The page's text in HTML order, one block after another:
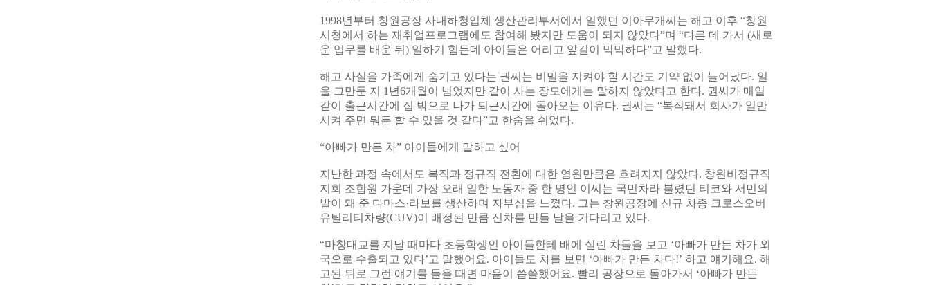
1998년부터 창원공장 사내하청업체 생산관리부서에서 일했던 이아무개씨는 해고 이후 “창원
시청에서 하는 재취업프로그램에도 참여해 봤지만 도움이 되지 않았다”며 “다른 데 가서 (새로
운 업무를 배운 뒤) 일하기 힘든데 아이들은 어리고 앞길이 막막하다”고 말했다.
해고 사실을 가족에게 숨기고 있다는 권씨는 비밀을 지켜야 할 시간도 기약 없이 늘어났다. 일
을 그만둔 지 1년6개월이 넘었지만 같이 사는 장모에게는 말하지 않았다고 한다. 권씨가 매일
같이 출근시간에 집 밖으로 나가 퇴근시간에 돌아오는 이유다. 권씨는 “복직돼서 회사가 일만
시켜 주면 뭐든 할 수 있을 것 같다”고 한숨을 쉬었다.
“아빠가 만든 차” 아이들에게 말하고 싶어
지난한 과정 속에서도 복직과 정규직 전환에 대한 염원만큼은 흐려지지 않았다. 창원비정규직
지회 조합원 가운데 가장 오래 일한 노동자 중 한 명인 이씨는 국민차라 불렸던 티코와 서민의
발이 돼 준 다마스·라보를 생산하며 자부심을 느꼈다. 그는 창원공장에 신규 차종 크로스오버
유틸리티차량(CUV)이 배정된 만큼 신차를 만들 날을 기다리고 있다.
“마창대교를 지날 때마다 초등학생인 아이들한테 배에 실린 차들을 보고 ‘아빠가 만든 차가 외
국으로 수출되고 있다’고 말했어요. 아이들도 차를 보면 ‘아빠가 만든 차다!’ 하고 얘기해요. 해
고된 뒤로 그런 얘기를 들을 때면 마음이 씁쓸했어요. 빨리 공장으로 돌아가서 ‘아빠가 만든